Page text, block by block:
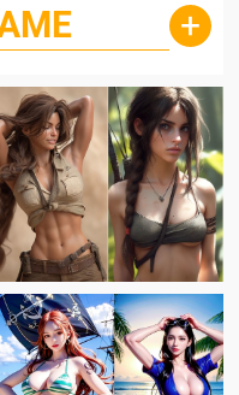
+
nóng vừa xinh dưới nét vẽ
gái đẹp One Piece